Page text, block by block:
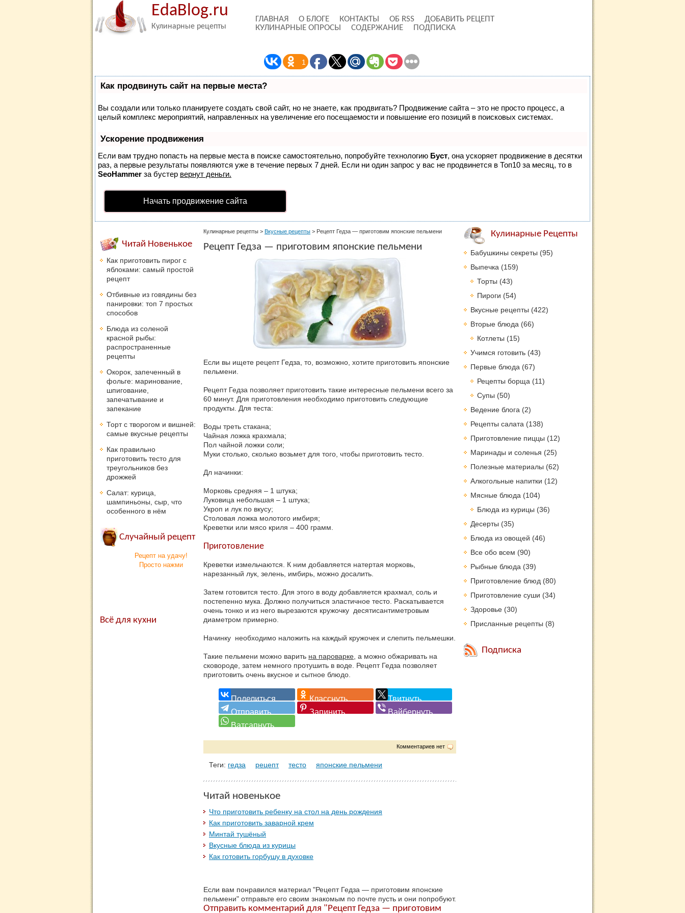
EdaBlog.ru
Кулинарные рецепты
ГЛАВНАЯ О БЛОГЕ КОНТАКТЫ ОБ RSS
ДОБАВИТЬ РЕЦЕПТ
КУЛИНАРНЫЕ ОПРОСЫ
СОДЕРЖАНИЕ ПОДПИСКА
1
Как продвинуть сайт на первые места?
Вы создали или только планируете создать свой сайт, но не знаете, как продвигать? Продвижение сайта – это не просто процесс, а
целый комплекс мероприятий, направленных на увеличение его посещаемости и повышение его позиций в поисковых системах.
Ускорение продвижения
Если вам трудно попасть на первые места в поиске самостоятельно, попробуйте технологию Буст, она ускоряет продвижение в десятки
раз, а первые результаты появляются уже в течение первых 7 дней. Если ни один запрос у вас не продвинется в Топ10 за месяц, то в
SeoHammer за бустер вернут деньги.
Начать продвижение сайта
Кулинарные рецепты > Вкусные рецепты > Рецепт Гедза — приготовим японские пельмени
Рецепт Гедза — приготовим японские пельмени
Если вы ищете рецепт Гедза, то, возможно, хотите приготовить японские
пельмени.
Рецепт Гедза позволяет приготовить такие интересные пельмени всего за
60 минут. Для приготовления необходимо приготовить следующие
продукты. Для теста:
Воды треть стакана;
Чайная ложка крахмала;
Пол чайной ложки соли;
Муки столько, сколько возьмет для того, чтобы приготовить тесто.
Дл начинки:
Морковь средняя – 1 штука;
Луковица небольшая – 1 штука;
Укроп и лук по вкусу;
Столовая ложка молотого имбиря;
Креветки или мясо криля – 400 грамм.
Приготовление
Креветки измельчаются. К ним добавляется натертая морковь,
нарезанный лук, зелень, имбирь, можно досалить.
Затем готовится тесто. Для этого в воду добавляется крахмал, соль и
постепенно мука. Должно получиться эластичное тесто. Раскатывается
очень тонко и из него вырезаются кружочку десятисантиметровым
диаметром примерно.
Начинку необходимо наложить на каждый кружочек и слепить пельмешки.
Такие пельмени можно варить на пароварке , а можно обжаривать на
сковороде, затем немного протушить в воде. Рецепт Гедза позволяет
приготовить очень вкусное и сытное блюдо.
Комментариев нет
Теги: гедза рецепт тесто японские пельмени
Читай новенькое
Что приготовить ребенку на стол на день рождения
Как приготовить заварной крем
Минтай тушёный
Вкусные блюда из курицы
Как готовить горбушу в духовке
Если вам понравился материал "Рецепт Гедза — приготовим японские
пельмени" отправьте его своим знакомым по почте пусть и они попробуют.
Отправить комментарий для "Рецепт Гедза — приготовим
Читай Новенькое
Как приготовить пирог с
яблоками: самый простой
рецепт
Отбивные из говядины без
панировки: топ 7 простых
способов
Блюда из соленой
красной рыбы:
распространенные
рецепты
Окорок, запеченный в
фольге: маринование,
шпигование,
запечатывание и
запекание
Торт с творогом и вишней:
самые вкусные рецепты
Как правильно
приготовить тесто для
треугольников без
дрожжей
Салат: курица,
шампиньоны, сыр, что
особенного в нём
Случайный рецепт
Рецепт на удачу!
Просто нажми
Всё для кухни
Кулинарные Рецепты
Бабушкины секреты (95)
Выпечка (159)
Торты (43)
Пироги (54)
Вкусные рецепты (422)
Вторые блюда (66)
Котлеты (15)
Учимся готовить (43)
Первые блюда (67)
Рецепты борща (11)
Супы (50)
Ведение блога (2)
Рецепты салата (138)
Приготовление пиццы (12)
Маринады и соленья (25)
Полезные материалы (62)
Алкогольные напитки (12)
Мясные блюда (104)
Блюда из курицы (36)
Десерты (35)
Блюда из овощей (46)
Все обо всем (90)
Рыбные блюда (39)
Приготовление блюд (80)
Приготовление суши (34)
Здоровье (30)
Присланные рецепты (8)
Подписка